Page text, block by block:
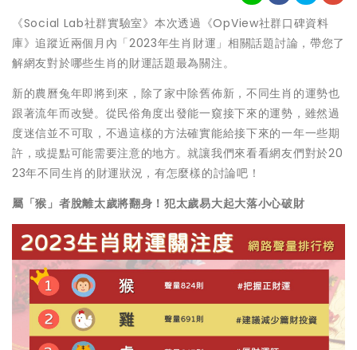
《Social Lab社群實驗室》本次透過《OpView社群口碑資料
庫》追蹤近兩個月內「2023年生肖財運」相關話題討論，帶您了
解網友對於哪些生肖的財運話題最為關注。
新的農曆兔年即將到來，除了家中除舊佈新，不同生肖的運勢也
跟著流年而改變。從民俗角度出發能一窺接下來的運勢，雖然過
度迷信並不可取，不過這樣的方法確實能給接下來的一年一些期
許，或提點可能需要注意的地方。就讓我們來看看網友們對於20
23年不同生肖的財運狀況，有怎麼樣的討論吧！
屬「猴」者脫離太歲將翻身！犯太歲易大起大落小心破財